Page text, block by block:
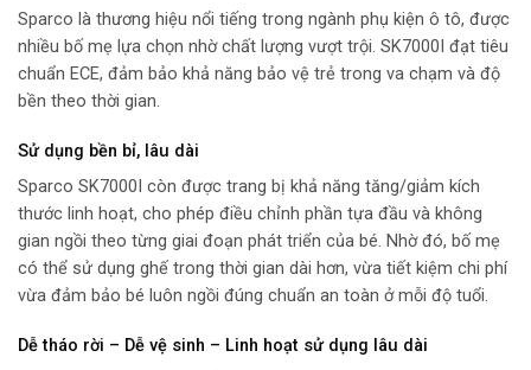
Sparco là thương hiệu nổi tiếng trong ngành phụ kiện ô tô, được
nhiều bố mẹ lựa chọn nhờ chất lượng vượt trội. SK7000I đạt tiêu
chuẩn ECE, đảm bảo khả năng bảo vệ trẻ trong va chạm và độ
bền theo thời gian.
Sử dụng bền bỉ, lâu dài
Sparco SK7000I còn được trang bị khả năng tăng/giảm kích
thước linh hoạt, cho phép điều chỉnh phần tựa đầu và không
gian ngồi theo từng giai đoạn phát triển của bé. Nhờ đó, bố mẹ
có thể sử dụng ghế trong thời gian dài hơn, vừa tiết kiệm chi phí
vừa đảm bảo bé luôn ngồi đúng chuẩn an toàn ở mỗi độ tuổi.
Dễ tháo rời – Dễ vệ sinh – Linh hoạt sử dụng lâu dài